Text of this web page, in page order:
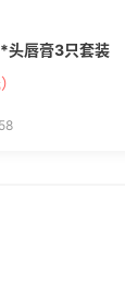
*头唇膏3只套装